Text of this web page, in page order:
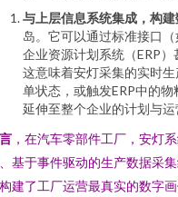
与上层信息系统集成，构
岛。它可以通过标准接口
企业资源计划系统（ERP
这意味着安灯采集的实时
单状态，或触发ERP中的
延伸至整个企业的计划与运
，在汽车零部件工厂，安灯
基于事件驱动的生产数据采
建了工厂运营最真实的数字